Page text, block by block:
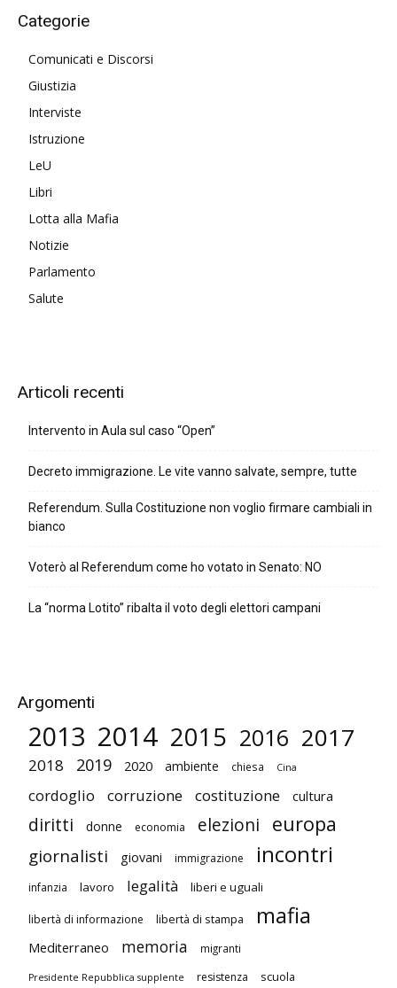
Categorie
Comunicati e Discorsi
Giustizia
Interviste
Istruzione
LeU
Libri
Lotta alla Mafia
Notizie
Parlamento
Salute
Articoli recenti
Intervento in Aula sul caso “Open”
Decreto immigrazione. Le vite vanno salvate, sempre, tutte
Referendum. Sulla Costituzione non voglio firmare cambiali in
bianco
Voterò al Referendum come ho votato in Senato: NO
La “norma Lotito” ribalta il voto degli elettori campani
Argomenti
2013 2014 2015 2016 2017
2018 2019 2020 ambiente chiesa Cina
cordoglio corruzione costituzione cultura
diritti donne economia elezioni europa
giornalisti giovani immigrazione incontri
infanzia lavoro legalità liberi e uguali
libertà di informazione libertà di stampa mafia
Mediterraneo memoria migranti
Presidente Repubblica supplente resistenza scuola